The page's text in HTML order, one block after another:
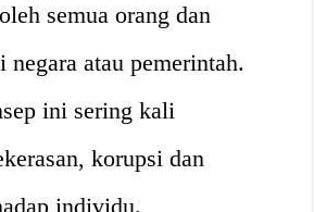
semua orang dan
atau pemerintah.
ini sering kali
korupsi dan
individu.